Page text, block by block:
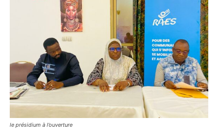
le présidium à l’ouverture